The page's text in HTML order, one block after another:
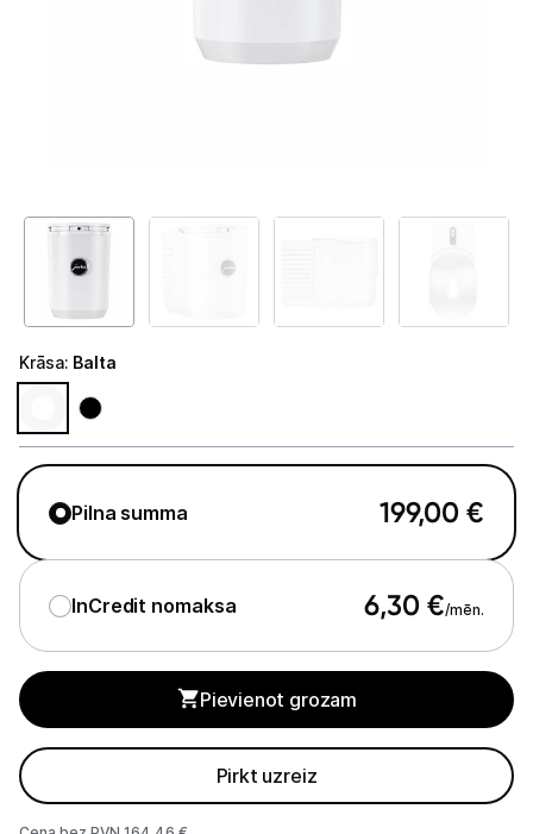
Viedierīces
Iebūvējamā tehnika
Servēšanas piederumi
Termosi un termokrūzes
Mazā virtuves tehnika
Klimata iekārtas
Apģērbu kopšana
Krāsa: Balta
Pilna summa 199,00 €
InCredit nomaksa 6,30 €/mēn.
Pievienot grozam
Pirkt uzreiz